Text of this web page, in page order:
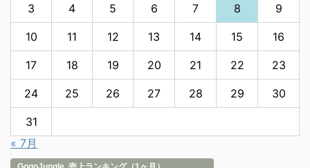
3 4 5 6 7 8 9
10 11 12 13 14 15 16
17 18 19 20 21 22 23
24 25 26 27 28 29 30
31
« 7月